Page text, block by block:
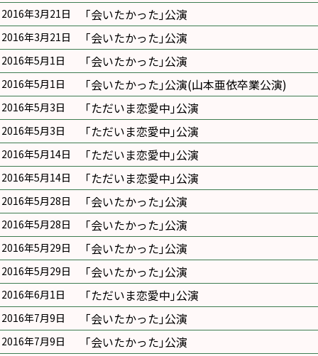
2016年3月21日 ｢会いたかった｣公演
2016年3月21日 ｢会いたかった｣公演
2016年5月1日 ｢会いたかった｣公演
2016年5月1日 ｢会いたかった｣公演(山本亜依卒業公演)
2016年5月3日 ｢ただいま恋愛中｣公演
2016年5月3日 ｢ただいま恋愛中｣公演
2016年5月14日 ｢ただいま恋愛中｣公演
2016年5月14日 ｢ただいま恋愛中｣公演
2016年5月28日 ｢会いたかった｣公演
2016年5月28日 ｢会いたかった｣公演
2016年5月29日 ｢会いたかった｣公演
2016年5月29日 ｢会いたかった｣公演
2016年6月1日 ｢ただいま恋愛中｣公演
2016年7月9日 ｢会いたかった｣公演
2016年7月9日 ｢会いたかった｣公演